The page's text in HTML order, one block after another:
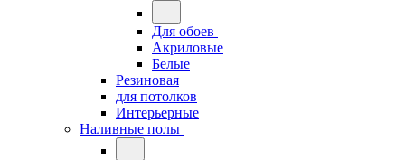
Для обоев
Акриловые
Белые
Резиновая
для потолков
Интерьерные
Наливные полы